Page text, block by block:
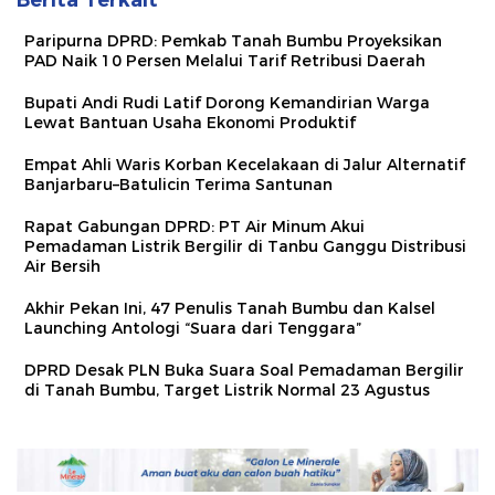
Paripurna DPRD: Pemkab Tanah Bumbu Proyeksikan
PAD Naik 10 Persen Melalui Tarif Retribusi Daerah
Bupati Andi Rudi Latif Dorong Kemandirian Warga
Lewat Bantuan Usaha Ekonomi Produktif
Empat Ahli Waris Korban Kecelakaan di Jalur Alternatif
Banjarbaru–Batulicin Terima Santunan
Rapat Gabungan DPRD: PT Air Minum Akui
Pemadaman Listrik Bergilir di Tanbu Ganggu Distribusi
Air Bersih
Akhir Pekan Ini, 47 Penulis Tanah Bumbu dan Kalsel
Launching Antologi “Suara dari Tenggara”
DPRD Desak PLN Buka Suara Soal Pemadaman Bergilir
di Tanah Bumbu, Target Listrik Normal 23 Agustus